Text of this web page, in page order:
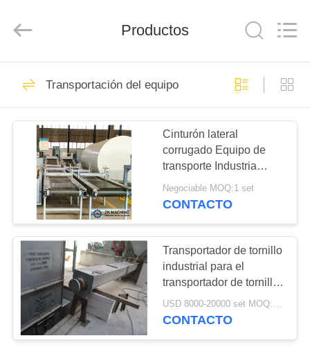
HOGAR
PRODUCTOS
VÍDEOS
DEMOSTRACIÓN
DE
SOBRE
NOSOTROS
Rights
by
Cadena de
producción de
LECA
Cadena de
producción activa
de la cal
57
Productos
Transportación del equipo
Cinturón lateral
corrugado Equipo de
transporte Industria
minera Ahorro de
espacio Alta capacidad
Negociable MOQ:1 set
CONTACTO
Transportador de tornillo
industrial para el
transportador de tornillo
minero en planta del
cemento
USD 8000-20000 set MOQ:1 sistema
CONTACTO